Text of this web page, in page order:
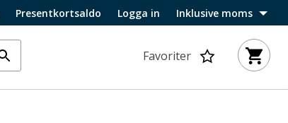
Presentkortsaldo Logga in Inklusive moms
Favoriter